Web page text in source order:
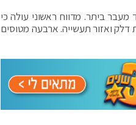
ביתר. מדווח ראשוני עולה כי
דלק ואזור תעשייה. ארבעה מטוסים